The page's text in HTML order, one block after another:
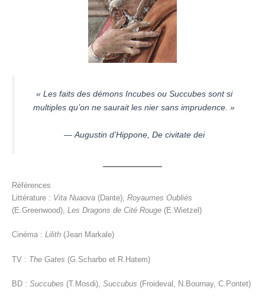
« Les faits des démons Incubes ou Succubes sont si
multiples qu’on ne saurait les nier sans imprudence. »
— Augustin d’Hippone, De civitate dei
Références
Littérature : Vita Nuaova (Dante), Royaumes Oubliés
(E.Greenwood), Les Dragons de Cité Rouge (E.Wietzel)
Cinéma : Lilith (Jean Markale)
TV : The Gates (G.Scharbo et R.Hatem)
BD : Succubes (T.Mosdi), Succubus (Froideval, N.Bournay, C.Pontet)